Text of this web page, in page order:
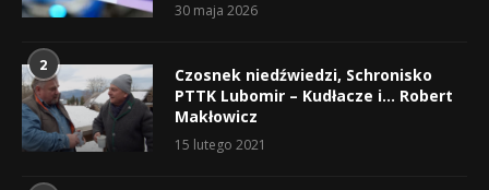
30 maja 2026
2
Czosnek niedźwiedzi, Schronisko
PTTK Lubomir – Kudłacze i… Robert
Makłowicz
15 lutego 2021